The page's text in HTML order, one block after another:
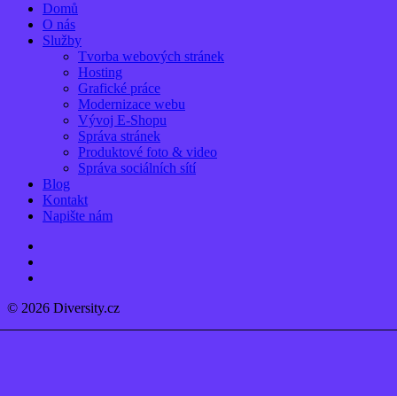
Close
Menu
Domů
O nás
Služby
Tvorba webových stránek
Hosting
Grafické práce
Modernizace webu
Vývoj E-Shopu
Správa stránek
Produktové foto & video
Správa sociálních sítí
Blog
Kontakt
Napište nám
© 2026 Diversity.cz